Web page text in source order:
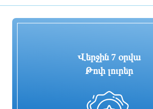
հանցագործություններով 225 քրեական
Վերջին 7 օրվա
Թոփ լուրեր